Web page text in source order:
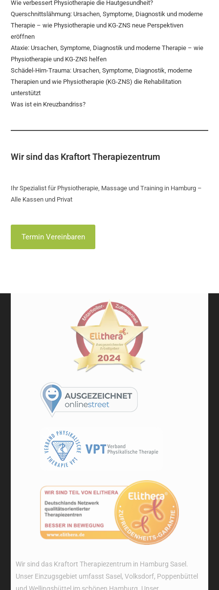
Wie verbessert Physiotherapie die Hautgesundheit?
Querschnittslähmung: Ursachen, Symptome, Diagnostik und moderne
Therapie – wie Physiotherapie und KG-ZNS neue Perspektiven
eröffnen
Ataxie: Ursachen, Symptome, Diagnostik und moderne Therapie – wie
Physiotherapie und KG-ZNS helfen
Schädel-Hirn-Trauma: Ursachen, Symptome, Diagnostik, moderne
Therapien und wie Physiotherapie (KG-ZNS) die Rehabilitation
unterstützt
Was ist ein Kreuzbandriss?
Wir sind das Kraftort Therapiezentrum
Ihr Spezialist für Physiotherapie, Massage und Training in Hamburg –
Alle Kassen und Privat
Termin Vereinbaren
Wir sind das Kraftort Therapiezentrum in Hamburg Sasel.
Unser Einzugsgebiet umfasst Sasel, Volksdorf, Poppenbüttel
und Wellingsbüttel im schönen Hamburg. Unser